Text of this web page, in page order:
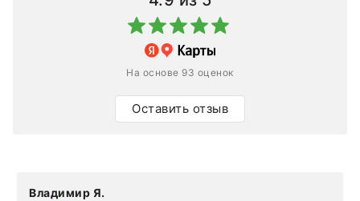
На основе 93 оценок
Оставить отзыв
Владимир Я.